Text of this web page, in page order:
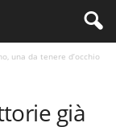
una da tenere d’occhio
già